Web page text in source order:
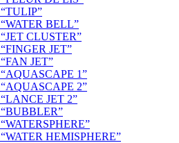
BELL”
CLUSTER”
JET”
JET”
1”
2”
JET 2”
HEMISPHERE”